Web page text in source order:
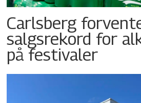
Carlsberg
salgsrekord for
på festivaler